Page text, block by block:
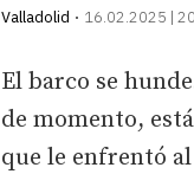
Valladolid
16.02.2025 |
El barco se
de momento,
que le enfrentó